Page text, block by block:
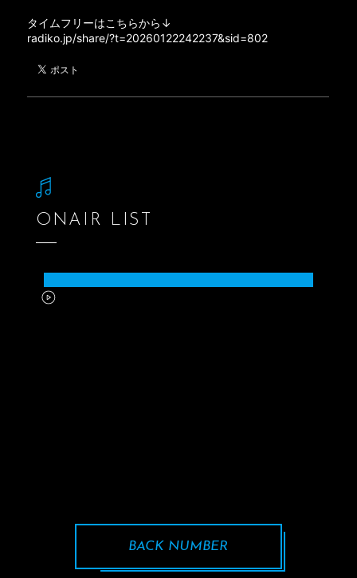
タイムフリーはこちらから↓
radiko.jp/share/?t=20260122242237&sid=802
ONAIR LIST
BACK NUMBER